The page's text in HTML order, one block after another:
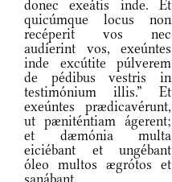
donec exeátis inde. Et
quicúmque locus non
recéperit vos nec
audíerint vos, exeúntes
inde excútite púlverem
de pédibus vestris in
testimónium illis.” Et
exeúntes prædicavérunt,
ut pæniténtiam ágerent;
et dæmónia multa
eiciébant et ungébant
óleo multos ægrótos et